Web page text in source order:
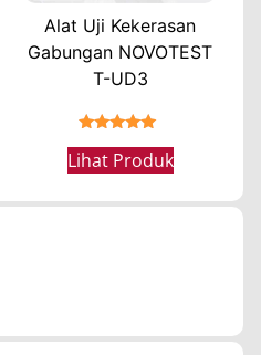
Alat Uji Kekerasan
Gabungan NOVOTEST
T-UD3
Lihat Produk